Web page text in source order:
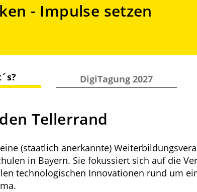
- Impulse setzen
DigiTagung 2027
Tellerrand
(staatlich anerkannte)
in Bayern. Sie fokussiert sich auf die
technologischen Innovationen rund um